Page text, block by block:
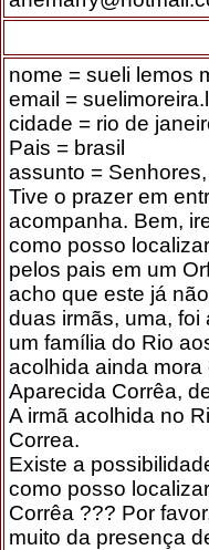
nome = sueli lemos
email =
cidade = rio de
Pais = brasil
assunto = Senhores,
Tive o prazer em
acompanha. Bem,
como posso
pelos pais em um
acho que este já
duas irmãs, uma, foi
um família do Rio
acolhida ainda
Aparecida Corrêa,
A irmã acolhida no
Correa.
Existe a
como posso
Corrêa ??? Por
muito da presença